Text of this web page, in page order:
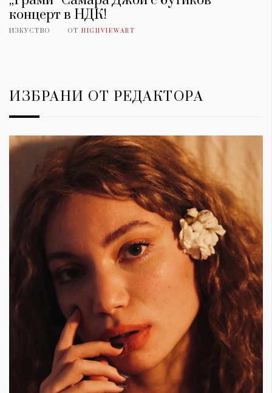
концерт в НДК!
ИЗКУСТВО ОТ HIGHVIEWART
ИЗБРАНИ ОТ РЕДАКТОРА